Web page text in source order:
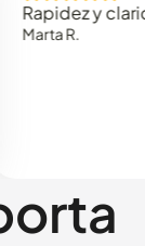
y claridad